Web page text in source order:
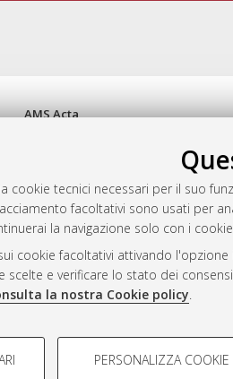
cookie tecnici necessari per il suo
facoltativi sono usati per
la navigazione solo con i
cookie facoltativi attivando
scelte e verificare lo stato dei
la nostra Cookie policy.
- FACOLTATIVI
PERSONALIZZA COOKIE
AMS Acta
doi.org/10.17616/
Servizio implementato e gestito da
Impostazioni Cookie
Informativa sulla privacy
Condizioni d'uso del sito
Mission e policies del repository